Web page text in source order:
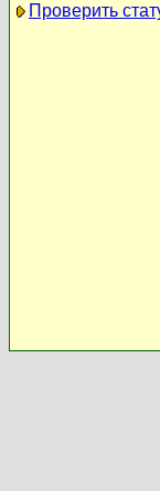
Проверить